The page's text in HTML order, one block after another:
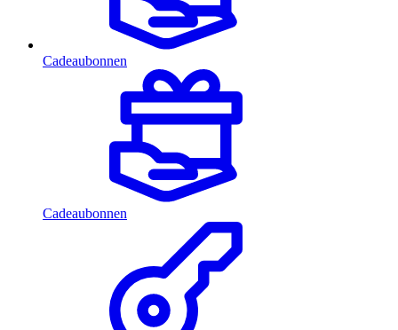
Cadeaubonnen
Cadeaubonnen